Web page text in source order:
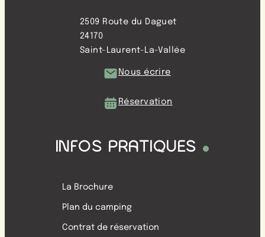
2509 Route du Daguet
24170
Saint-Laurent-La-Vallée
Nous écrire
Réservation
INFOS PRATIQUES
La Brochure
Plan du camping
Contrat de réservation